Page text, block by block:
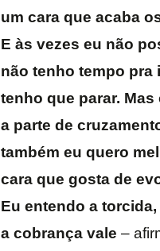
um cara que acaba
E às vezes eu não
não tenho tempo pra
tenho que parar.
a parte de
também eu quero
cara que gosta de
Eu entendo a
a cobrança vale –